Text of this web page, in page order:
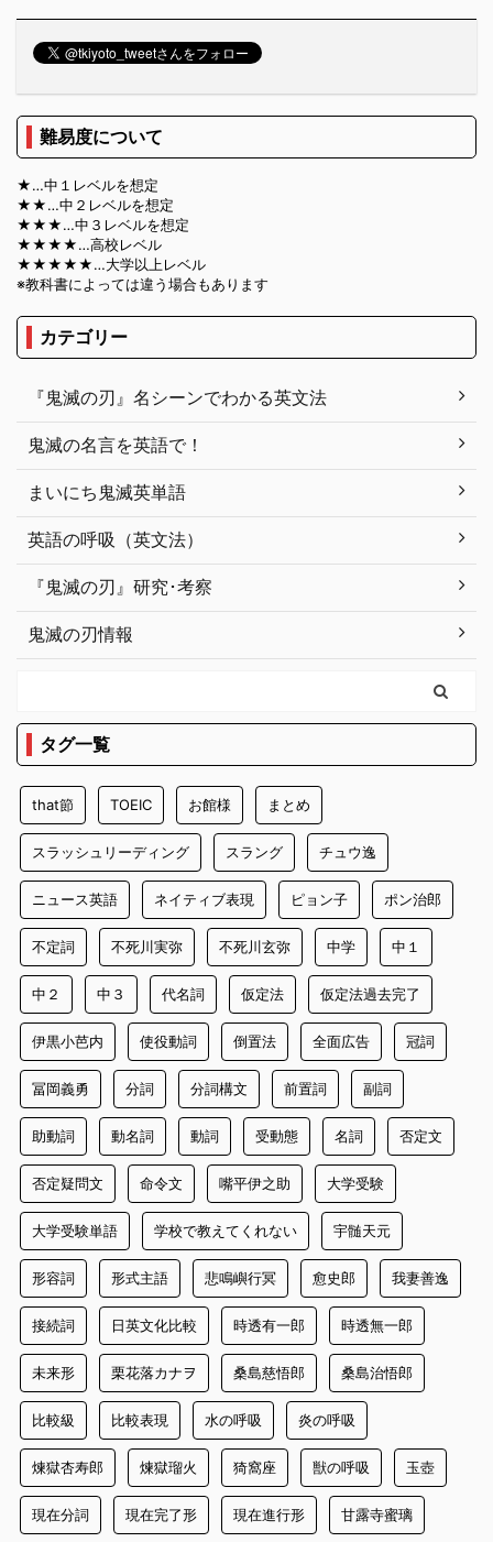
難易度について
★…中１レベルを想定
★★…中２レベルを想定
★★★…中３レベルを想定
★★★★…高校レベル
★★★★★…大学以上レベル
※教科書によっては違う場合もあります
カテゴリー
『鬼滅の刃』名シーンでわかる英文法
鬼滅の名言を英語で！
まいにち鬼滅英単語
英語の呼吸（英文法）
『鬼滅の刃』研究･考察
鬼滅の刃情報
タグ一覧
that節 TOEIC お館様 まとめ
スラッシュリーディング スラング チュウ逸
ニュース英語 ネイティブ表現 ピョン子 ポン治郎
不定詞 不死川実弥 不死川玄弥 中学 中１
中２ 中３ 代名詞 仮定法 仮定法過去完了
伊黒小芭内 使役動詞 倒置法 全面広告 冠詞
冨岡義勇 分詞 分詞構文 前置詞 副詞
助動詞 動名詞 動詞 受動態 名詞 否定文
否定疑問文 命令文 嘴平伊之助 大学受験
大学受験単語 学校で教えてくれない 宇髄天元
形容詞 形式主語 悲鳴嶼行冥 愈史郎 我妻善逸
接続詞 日英文化比較 時透有一郎 時透無一郎
未来形 栗花落カナヲ 桑島慈悟郎 桑島治悟郎
比較級 比較表現 水の呼吸 炎の呼吸
煉獄杏寿郎 煉獄瑠火 猗窩座 獣の呼吸 玉壺
現在分詞 現在完了形 現在進行形 甘露寺蜜璃